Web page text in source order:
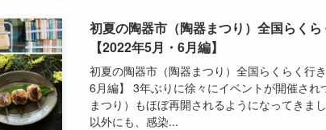
初夏の陶器市（陶器まつり）全国らく
【2022年5月・6月編】
初夏の陶器市（陶器まつり）全国らくらく行
6月編】 3年ぶりに徐々にイベントが開催さ
まつり）もほぼ再開されるようになってきま
以外にも、感染...